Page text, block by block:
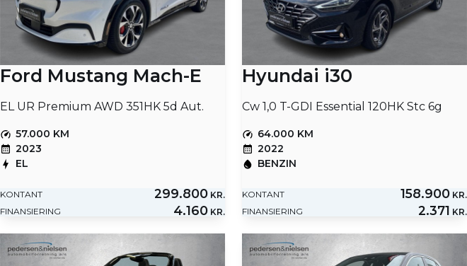
Ford Mustang Mach-E
EL UR Premium AWD 351HK 5d Aut.
57.000 KM
2023
EL
KONTANT 299.800 KR.
FINANSIERING
4.160 KR.
Hyundai i30
Cw 1,0 T-GDI Essential 120HK Stc 6g
64.000 KM
2022
BENZIN
KONTANT 158.900 KR.
FINANSIERING
2.371 KR.